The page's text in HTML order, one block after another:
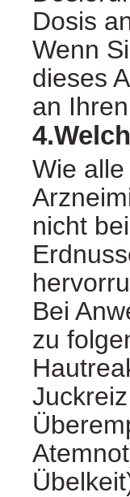
Dosis
Wenn
dieses
an
Wie
nicht
Bei
zu